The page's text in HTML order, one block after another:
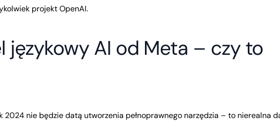
projekt OpenAI.
językowy AI od Meta – czy to
2024 nie będzie datą utworzenia pełnoprawnego narzędzia – to nierealna